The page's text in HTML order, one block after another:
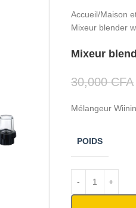
Accueil Maison
Mixeur blender
Mixeur
30,000CFA
Mélangeur
POIDS